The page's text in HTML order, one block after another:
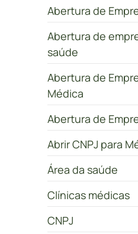
Abertura de
Abertura de
saúde
Abertura de
Médica
Abertura de
Abrir CNPJ para
Área da saúde
Clínicas médicas
CNPJ